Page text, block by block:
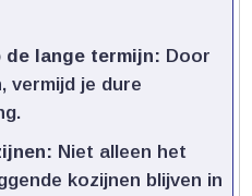
lange termijn: Door
vermijd je dure
Niet alleen het
kozijnen blijven in